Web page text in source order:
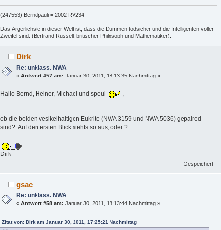
(247553) Berndpauli = 2002 RV234
Das Ärgerlichste in dieser Welt ist, dass die Dummen todsicher und die Intelligenten voller
Zweifel sind. (Bertrand Russell, britischer Philosoph und Mathematiker).
Dirk
Re: unklass. NWA
«Antwort #57 am: Januar 30, 2011, 18:13:35 Nachmittag »
Hallo Bernd, Heiner, Michael und speul
ob die beiden vesikelhaltigen Eukrite (NWA 3159 und NWA 5036) gepaired
sind? Auf den ersten Blick siehts so aus, oder ?
Dirk
Gespeichert
gsac
Re: unklass. NWA
«Antwort #58 am: Januar 30, 2011, 18:13:44 Nachmittag »
Zitat von: Dirk am Januar 30, 2011, 17:25:21 Nachmittag